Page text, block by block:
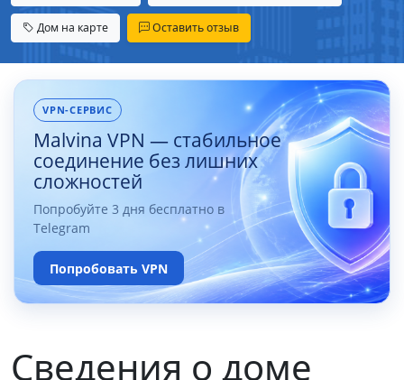
Дом на карте Оставить отзыв
VPN-СЕРВИС
Malvina VPN — стабильное
соединение без лишних
сложностей
Попробуйте 3 дня бесплатно в
Telegram
Попробовать VPN
Сведения о доме